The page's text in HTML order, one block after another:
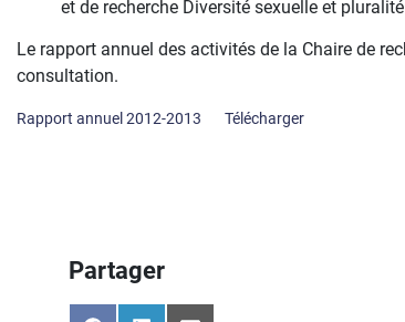
et de recherche Diversité sexuelle et
Le rapport annuel des activités de la Chaire de
consultation.
Rapport annuel 2012-2013 Télécharger
Partager